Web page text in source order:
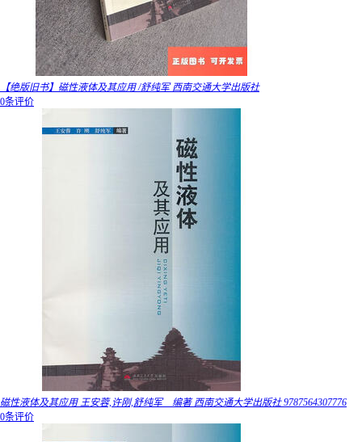
【绝版旧书】磁性液体及其应用 /舒纯军 西南交通大学出版社
0条评价
磁性液体及其应用 王安蓉,许刚,舒纯军 编著 西南交通大学出版社 9787564307776
0条评价